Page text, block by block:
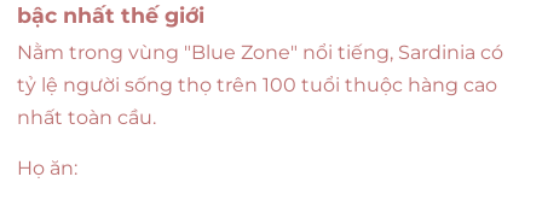
bậc nhất thế giới
Nằm trong vùng "Blue Zone" nổi tiếng, Sardinia có
tỷ lệ người sống thọ trên 100 tuổi thuộc hàng cao
nhất toàn cầu.
Họ ăn: